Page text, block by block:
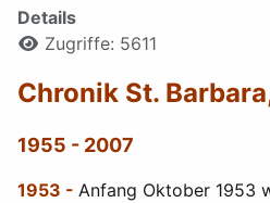
Details
Zugriffe: 5611
Chronik St.
1955 - 2007
1953 - Anfang Oktober 1953